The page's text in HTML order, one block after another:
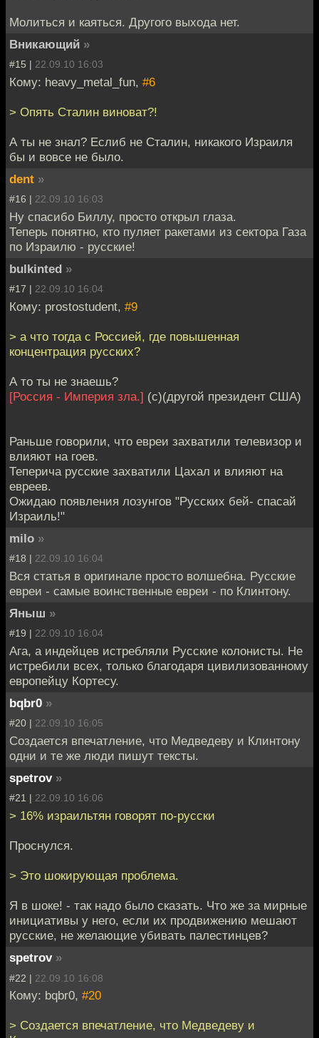
Молиться и каяться. Другого выхода нет.
Вникающий »
#15 | 22.09.10 16:03
Кому: heavy_metal_fun, #6
> Опять Сталин виноват?!
А ты не знал? Еслиб не Сталин, никакого Израиля
бы и вовсе не было.
dent »
#16 | 22.09.10 16:03
Ну спасибо Биллу, просто открыл глаза.
Теперь понятно, кто пуляет ракетами из сектора Газа
по Израилю - русские!
bulkinted »
#17 | 22.09.10 16:04
Кому: prostostudent, #9
> а что тогда с Россией, где повышенная
концентрация русских?
А то ты не знаешь?
[Россия - Империя зла.] (с)(другой президент США)
Раньше говорили, что евреи захватили телевизор и
влияют на гоев.
Теперича русские захватили Цахал и влияют на
евреев.
Ожидаю появления лозунгов "Русских бей- спасай
Израиль!"
milo »
#18 | 22.09.10 16:04
Вся статья в оригинале просто волшебна. Русские
евреи - самые воинственные евреи - по Клинтону.
Яныш »
#19 | 22.09.10 16:04
Ага, а индейцев истребляли Русские колонисты. Не
истребили всех, только благодаря цивилизованному
европейцу Кортесу.
bqbr0 »
#20 | 22.09.10 16:05
Создается впечатление, что Медведеву и Клинтону
одни и те же люди пишут тексты.
spetrov »
#21 | 22.09.10 16:06
> 16% израильтян говорят по-русски
Проснулся.
> Это шокирующая проблема.
Я в шоке! - так надо было сказать. Что же за мирные
инициативы у него, если их продвижению мешают
русские, не желающие убивать палестинцев?
spetrov »
#22 | 22.09.10 16:08
Кому: bqbr0, #20
> Создается впечатление, что Медведеву и